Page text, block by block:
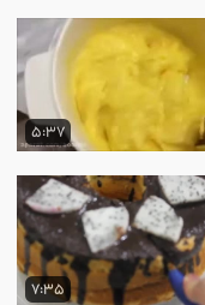
5:37
7:35